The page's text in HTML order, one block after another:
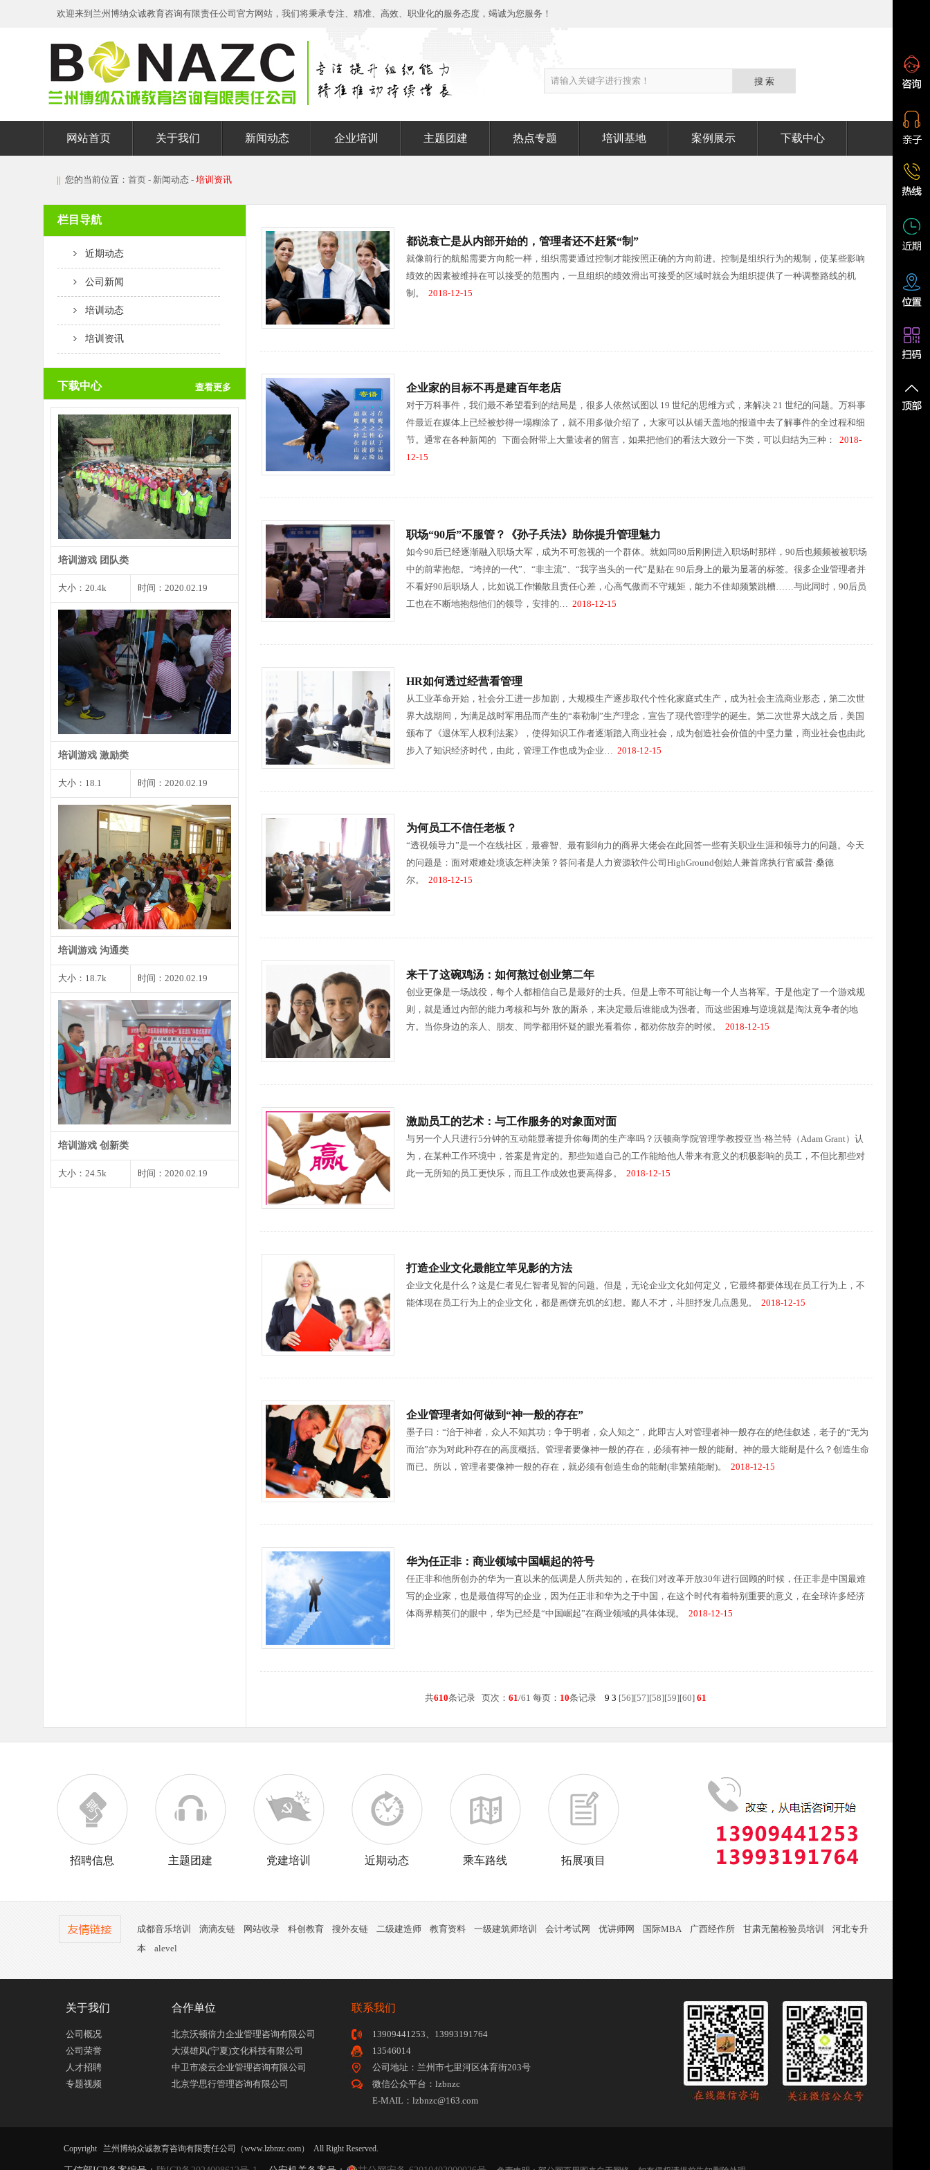
欢迎来到兰州博纳众诚教育咨询有限责任公司官方网站，我们将秉承专注、精准、高效、职业化的服务态度，竭诚为您服务！
网站首页 关于我们 新闻动态 企业培训 主题团建 热点专题 培训基地 案例展示 下载中心
|| 您的当前位置： 首页 - 新闻动态 - 培训资讯
栏目导航
近期动态
公司新闻
培训动态
培训资讯
下载中心 查看更多
团队创意是一个团队取得成功的根
本前提，而个人创意是团…
培训游戏 团队类
大小：20.4k 时间：2020.02.19
每个人都会遇到尴尬的事情或者小
错，遇到这种状况我们不…
培训游戏 激励类
大小：18.1 时间：2020.02.19
见面3分钟时是你留给他人第一印
象的最重要的时刻，同样…
培训游戏 沟通类
大小：18.7k 时间：2020.02.19
1、将预先准备好的婚礼请柬发给
大家，确保每个角色都有…
培训游戏 创新类
大小：24.5k 时间：2020.02.19
都说衰亡是从内部开始的，管理者还不赶紧“制”
就像前行的航船需要方向舵一样，组织需要通过控制才能按照正确的方向前进。控制是组织行为的规制，使某些影响
绩效的因素被维持在可以接受的范围内，一旦组织的绩效滑出可接受的区域时就会为组织提供了一种调整路线的机
制。
2018-12-15
企业家的目标不再是建百年老店
对于万科事件，我们最不希望看到的结局是，很多人依然试图以 19 世纪的思维方式，来解决 21 世纪的问题。万科事
件最近在媒体上已经被炒得一塌糊涂了，就不用多做介绍了，大家可以从铺天盖地的报道中去了解事件的全过程和细
节。通常在各种新闻的 下面会附带上大量读者的留言，如果把他们的看法大致分一下类，可以归结为三种：
2018-
12-15
职场“90后”不服管？《孙子兵法》助你提升管理魅力
如今90后已经逐渐融入职场大军，成为不可忽视的一个群体。就如同80后刚刚进入职场时那样，90后也频频被被职场
中的前辈抱怨。“垮掉的一代”、“非主流”、“我字当头的一代”是贴在 90后身上的最为显著的标签。很多企业管理者并
不看好90后职场人，比如说工作懒散且责任心差，心高气傲而不守规矩，能力不佳却频繁跳槽……与此同时，90后员
工也在不断地抱怨他们的领导，安排的… 2018-12-15
HR如何透过经营看管理
从工业革命开始，社会分工进一步加剧，大规模生产逐步取代个性化家庭式生产，成为社会主流商业形态，第二次世
界大战期间，为满足战时军用品而产生的“泰勒制”生产理念，宣告了现代管理学的诞生。第二次世界大战之后，美国
颁布了《退休军人权利法案》，使得知识工作者逐渐踏入商业社会，成为创造社会价值的中坚力量，商业社会也由此
步入了知识经济时代，由此，管理工作也成为企业… 2018-12-15
为何员工不信任老板？
“透视领导力”是一个在线社区，最睿智、最有影响力的商界大佬会在此回答一些有关职业生涯和领导力的问题。今天
的问题是：面对艰难处境该怎样决策？答问者是人力资源软件公司HighGround创始人兼首席执行官威普·桑德
尔。
2018-12-15
来干了这碗鸡汤：如何熬过创业第二年
创业更像是一场战役，每个人都相信自己是最好的士兵。但是上帝不可能让每一个人当将军。于是他定了一个游戏规
则，就是通过内部的能力考核和与外 敌的厮杀，来决定最后谁能成为强者。而这些困难与逆境就是淘汰竟争者的地
方。当你身边的亲人、朋友、同学都用怀疑的眼光看着你，都劝你放弃的时候。
2018-12-15
激励员工的艺术：与工作服务的对象面对面
与另一个人只进行5分钟的互动能显著提升你每周的生产率吗？沃顿商学院管理学教授亚当·格兰特（Adam Grant）认
为，在某种工作环境中，答案是肯定的。那些知道自己的工作能给他人带来有意义的积极影响的员工，不但比那些对
此一无所知的员工更快乐，而且工作成效也要高得多。
2018-12-15
打造企业文化最能立竿见影的方法
企业文化是什么？这是仁者见仁智者见智的问题。但是，无论企业文化如何定义，它最终都要体现在员工行为上，不
能体现在员工行为上的企业文化，都是画饼充饥的幻想。鄙人不才，斗胆抒发几点愚见。
2018-12-15
企业管理者如何做到“神一般的存在”
墨子曰：“治于神者，众人不知其功；争于明者，众人知之”，此即古人对管理者神一般存在的绝佳叙述，老子的“无为
而治”亦为对此种存在的高度概括。管理者要像神一般的存在，必须有神一般的能耐。神的最大能耐是什么？创造生命
而已。所以，管理者要像神一般的存在，就必须有创造生命的能耐(非繁殖能耐)。
2018-12-15
华为任正非：商业领域中国崛起的符号
任正非和他所创办的华为一直以来的低调是人所共知的，在我们对改革开放30年进行回顾的时候，任正非是中国最难
写的企业家，也是最值得写的企业，因为任正非和华为之于中国，在这个时代有着特别重要的意义，在全球许多经济
体商界精英们的眼中，华为已经是“中国崛起”在商业领域的具体体现。
2018-12-15
共610条记录 页次： 61/61 每页： 10条记录 9 3 [56][57][58][59][60] 61
招聘信息 主题团建 党建培训 近期动态 乘车路线 拓展项目
成都音乐培训 滴滴友链 网站收录 科创教育 搜外友链 二级建造师 教育资料 一级建筑师培训 会计考试网 优讲师网 国际MBA 广西经作所 甘肃无菌检验员培训
河北专升
本
alevel
关于我们 合作单位 联系我们
公司概况
公司荣誉
人才招聘
专题视频
北京沃顿倍力企业管理咨询有限公司
大漠雄风(宁夏)文化科技有限公司
中卫市凌云企业管理咨询有限公司
北京学思行管理咨询有限公司
13909441253、13993191764
13546014
公司地址：兰州市七里河区体育街203号
微信公众平台：lzbnzc
E-MAIL：lzbnzc@163.com
Copyright 兰州博纳众诚教育咨询有限责任公司（www.lzbnzc.com） All Right Reserved.